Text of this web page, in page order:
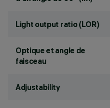
Light output ratio (LOR)
Optique et angle de
faisceau
Adjustability